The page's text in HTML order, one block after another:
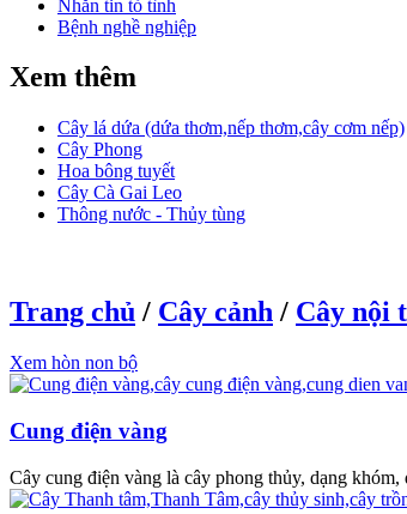
Nhắn tin tỏ tình
Bệnh nghề nghiệp
Xem thêm
Cây lá dứa (dứa thơm,nếp thơm,cây cơm nếp)
Cây Phong
Hoa bông tuyết
Cây Cà Gai Leo
Thông nước - Thủy tùng
Trang chủ / Cây cảnh / Cây nội
Xem hòn non bộ
Cung điện vàng
Cây cung điện vàng là cây phong thủy, dạng